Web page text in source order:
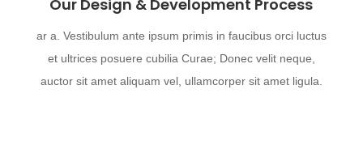
Our Design & Development Process
ar a. Vestibulum ante ipsum primis in faucibus orci luctus
et ultrices posuere cubilia Curae; Donec velit neque,
auctor sit amet aliquam vel, ullamcorper sit amet ligula.